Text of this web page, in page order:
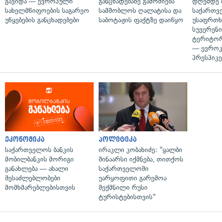
სახელმწიფოების საგარეო
უწყებების განცხადებები
სამშობლოს ღალატისა და
საბოტაჟის ფაქტზე დაიწყო
—
ეკონომიკა
საქართველოს ბანკის
მობილბანკის მორიგი
განახლება — ახალი
შესაძლებლობები
მომხმარებლებისთვის
პოლიტიკა
ირაკლი კობახიძე: "ყალბი
შინაარსი იქმნება, თითქოს
საქართველოში
უარყოფითი გარემოა
შექმნილი რუსი
ტურისტებისთვის"